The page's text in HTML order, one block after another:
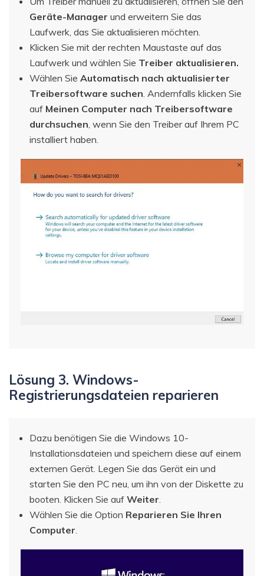
Geräte-Manager und erweitern Sie das
Laufwerk, das Sie aktualisieren möchten.
Klicken Sie mit der rechten Maustaste auf das
Laufwerk und wählen Sie Treiber aktualisieren.
Wählen Sie Automatisch nach aktualisierter
Treibersoftware suchen . Andernfalls klicken Sie
auf Meinen Computer nach Treibersoftware
durchsuchen , wenn Sie den Treiber auf Ihrem PC
installiert haben.
Lösung 3. Windows-
Registrierungsdateien reparieren
Dazu benötigen Sie die Windows 10-
Installationsdateien und speichern diese auf einem
externen Gerät. Legen Sie das Gerät ein und
starten Sie den PC neu, um ihn von der Diskette zu
booten. Klicken Sie auf Weiter.
Wählen Sie die Option Reparieren Sie Ihren
Computer.